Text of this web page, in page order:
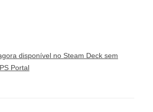
disponível no Steam Deck sem
Portal